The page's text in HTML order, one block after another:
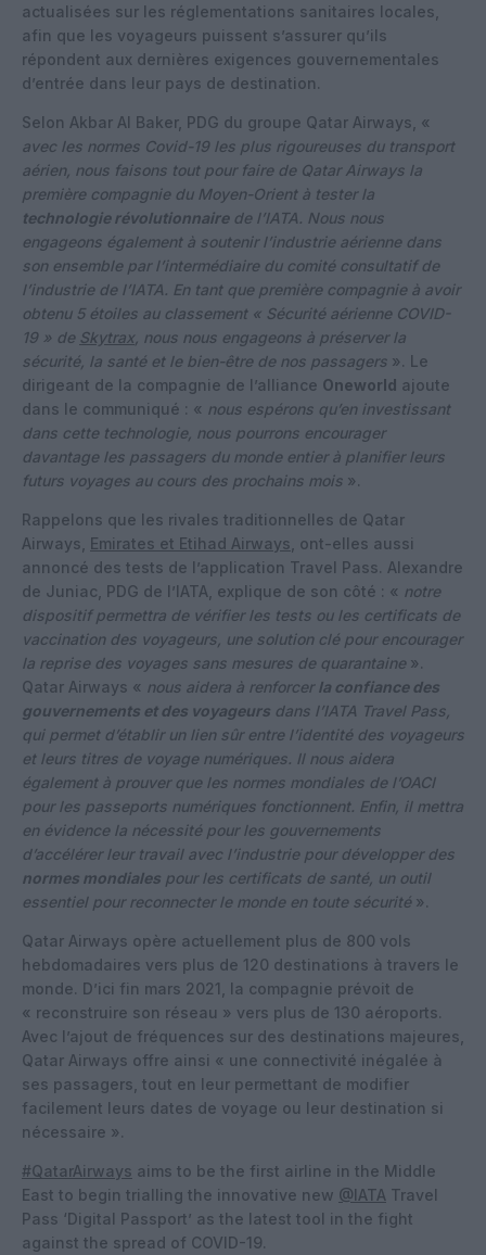
actualisées sur les réglementations sanitaires locales,
afin que les voyageurs puissent s’assurer qu’ils
répondent aux dernières exigences gouvernementales
d’entrée dans leur pays de destination.
Selon Akbar Al Baker, PDG du groupe Qatar Airways, «
avec les normes Covid-19 les plus rigoureuses du transport
aérien, nous faisons tout pour faire de Qatar Airways la
première compagnie du Moyen-Orient à tester la
technologie révolutionnairede l’IATA. Nous nous
engageons également à soutenir l’industrie aérienne dans
son ensemble par l’intermédiaire du comité consultatif de
l’industrie de l’IATA. En tant que première compagnie à avoir
obtenu 5 étoiles au classement « Sécurité aérienne COVID-
19 » de Skytrax , nous nous engageons à préserver la
sécurité, la santé et le bien-être de nos passagers ». Le
dirigeant de la compagnie de l’alliance Oneworld ajoute
dans le communiqué : « nous espérons qu’en investissant
dans cette technologie, nous pourrons encourager
davantage les passagers du monde entier à planifier leurs
futurs voyages au cours des prochains mois ».
Rappelons que les rivales traditionnelles de Qatar
Airways, Emirates et Etihad Airways , ont-elles aussi
annoncé des tests de l’application Travel Pass. Alexandre
de Juniac, PDG de l’IATA, explique de son côté : « notre
dispositif permettra de vérifier les tests ou les certificats de
vaccination des voyageurs, une solution clé pour encourager
la reprise des voyages sans mesures de quarantaine ».
Qatar Airways « nous aidera à renforcer la confiance des
gouvernements et des voyageurs dans l’IATA Travel Pass,
qui permet d’établir un lien sûr entre l’identité des voyageurs
et leurs titres de voyage numériques. Il nous aidera
également à prouver que les normes mondiales de l’OACI
pour les passeports numériques fonctionnent. Enfin, il mettra
en évidence la nécessité pour les gouvernements
d’accélérer leur travail avec l’industrie pour développer des
normes mondiales pour les certificats de santé, un outil
essentiel pour reconnecter le monde en toute sécurité ».
Qatar Airways opère actuellement plus de 800 vols
hebdomadaires vers plus de 120 destinations à travers le
monde. D’ici fin mars 2021, la compagnie prévoit de
« reconstruire son réseau » vers plus de 130 aéroports.
Avec l’ajout de fréquences sur des destinations majeures,
Qatar Airways offre ainsi « une connectivité inégalée à
ses passagers, tout en leur permettant de modifier
facilement leurs dates de voyage ou leur destination si
nécessaire ».
#QatarAirways aims to be the first airline in the Middle
East to begin trialling the innovative new @IATA Travel
Pass ‘Digital Passport’ as the latest tool in the fight
against the spread of COVID-19.